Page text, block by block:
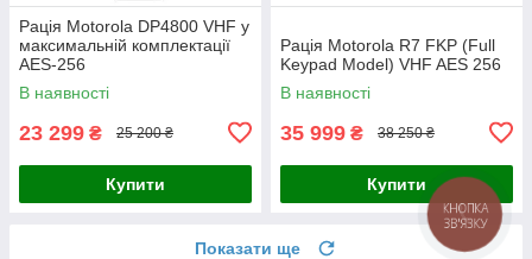
Рація Motorola DP4800 VHF у
максимальній комплектації
AES-256
В наявності
23 299 ₴ 25 200 ₴
Купити
Рація Motorola R7 FKP (Full
Keypad Model) VHF AES 256
В наявності
35 999 ₴ 38 250 ₴
Купити
Показати ще